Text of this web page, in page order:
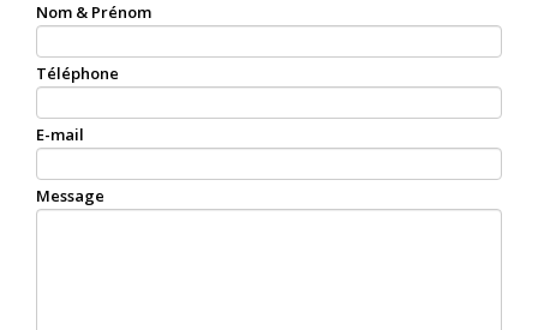
Nom & Prénom
Téléphone
E-mail
Message